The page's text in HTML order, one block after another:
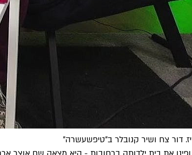
דור צח ושיר קנובלר ב"טיפשעשרה"